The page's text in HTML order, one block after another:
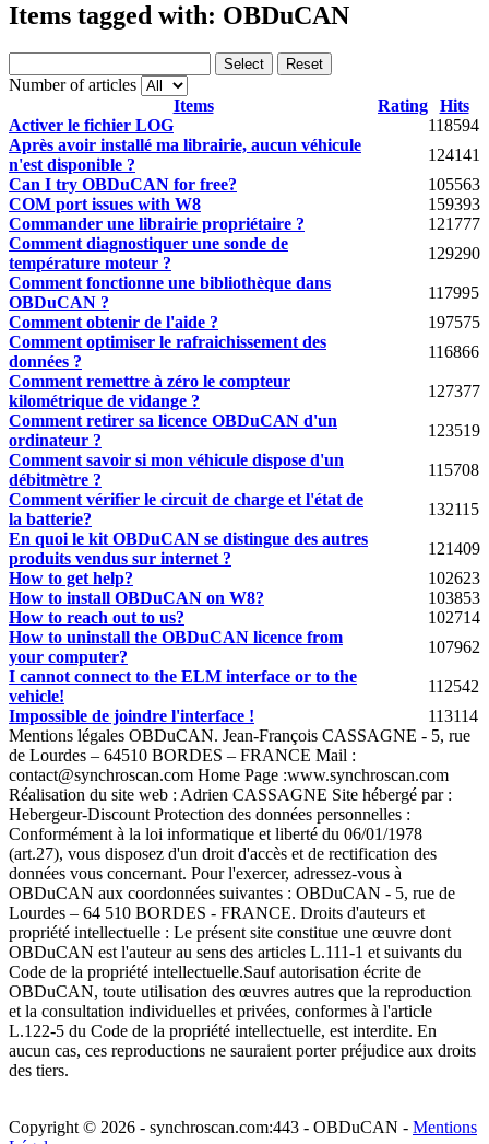
Items tagged with: OBDuCAN
Select Reset
Number of articles
Items
Rating
Hits
Activer le fichier LOG
118594
Après avoir installé ma librairie, aucun véhicule
n'est disponible ?
124141
Can I try OBDuCAN for free?
105563
COM port issues with W8
159393
Commander une librairie propriétaire ?
121777
Comment diagnostiquer une sonde de
température moteur ?
129290
Comment fonctionne une bibliothèque dans
OBDuCAN ?
117995
Comment obtenir de l'aide ?
197575
Comment optimiser le rafraichissement des
données ?
116866
Comment remettre à zéro le compteur
kilométrique de vidange ?
127377
Comment retirer sa licence OBDuCAN d'un
ordinateur ?
123519
Comment savoir si mon véhicule dispose d'un
débitmètre ?
115708
Comment vérifier le circuit de charge et l'état de
la batterie?
132115
En quoi le kit OBDuCAN se distingue des autres
produits vendus sur internet ?
121409
How to get help?
102623
How to install OBDuCAN on W8?
103853
How to reach out to us?
102714
How to uninstall the OBDuCAN licence from
your computer?
107962
I cannot connect to the ELM interface or to the
vehicle!
112542
Impossible de joindre l'interface !
113114
Mentions légales OBDuCAN. Jean-François CASSAGNE - 5, rue
de Lourdes – 64510 BORDES – FRANCE Mail :
contact@synchroscan.com Home Page :www.synchroscan.com
Réalisation du site web : Adrien CASSAGNE Site hébergé par :
Hebergeur-Discount Protection des données personnelles :
Conformément à la loi informatique et liberté du 06/01/1978
(art.27), vous disposez d'un droit d'accès et de rectification des
données vous concernant. Pour l'exercer, adressez-vous à
OBDuCAN aux coordonnées suivantes : OBDuCAN - 5, rue de
Lourdes – 64 510 BORDES - FRANCE. Droits d'auteurs et
propriété intellectuelle : Le présent site constitue une œuvre dont
OBDuCAN est l'auteur au sens des articles L.111-1 et suivants du
Code de la propriété intellectuelle.Sauf autorisation écrite de
OBDuCAN, toute utilisation des œuvres autres que la reproduction
et la consultation individuelles et privées, conformes à l'article
L.122-5 du Code de la propriété intellectuelle, est interdite. En
aucun cas, ces reproductions ne sauraient porter préjudice aux droits
des tiers.
Copyright © 2026 - synchroscan.com:443 - OBDuCAN - Mentions